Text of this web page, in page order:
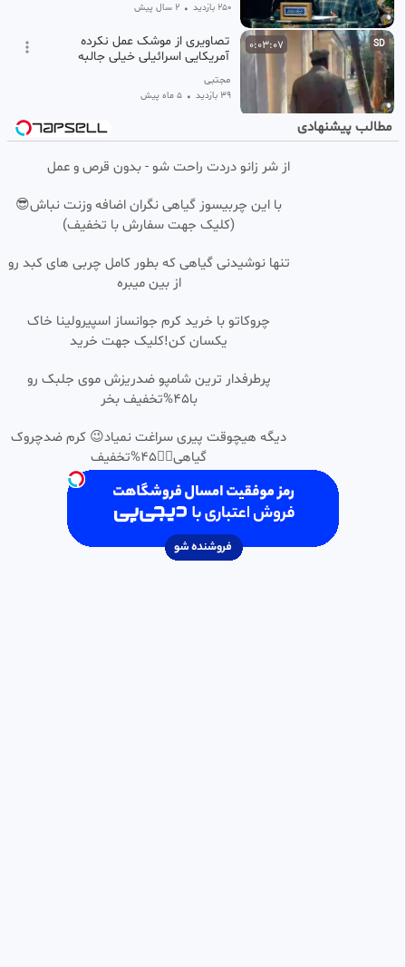
250 بازدید • 2 سال پیش
SD
0:03:07
تصاویری از موشک عمل نکرده
آمریکایی اسرائیلی خیلی جالبه
مجتبي
39 بازدید • 5 ماه پیش
SD حفظ نظام به روش آمریکایی
کانال موفا
تصاویری از موشک عمل نکرده
آمریکایی اسرائیلی خیلی جالبه
مجتبي
39 بازدید • 5 ماه پیش
دستگیرشده اغتشاشات فتنه اخیر
آمریکایی در کرمانشاه
اللهم عجل لولیک الفرج
حفظ نظام به روش آمریکایی
کانال موفا
•
0:04:46
⚠️🚨 تحریم محصولات آمریکایی
🇺🇸 اسرائیلی 🇮🇱
همایون
•
مطالب پیشنهادی
از شر زانو دردت راحت شو - بدون قرص و عمل
با این چربیسوز گیاهی نگران اضافه وزنت نباش😎
(کلیک جهت سفارش با تخفیف)
تنها نوشیدنی گیاهی که بطور کامل چربی های کبد رو
از بین میبره
چروکاتو با خرید کرم جوانساز اسپیرولینا خاک
یکسان کن!کلیک جهت خرید
پرطرفدار ترین شامپو ضدریزش موی جلبک رو
با45%تخفیف بخر
دیگه هیچوقت پیری سراغت نمیاد😉 کرم ضدچروک
گیاهی👈🏻45%تخفیف